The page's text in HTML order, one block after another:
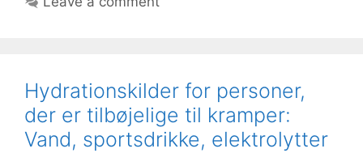
Hydrationskilder for personer,
der er tilbøjelige til kramper:
Vand, sportsdrikke, elektrolytter